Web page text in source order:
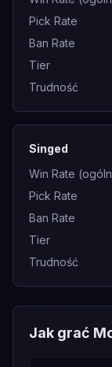
Pick Rate
Ban Rate
Tier
Trudność
Singed
Win Rate
Pick Rate
Ban Rate
Tier
Trudność
Jak grać